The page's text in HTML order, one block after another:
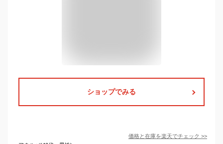
ショップでみる
価格と在庫を楽天でチェック >>